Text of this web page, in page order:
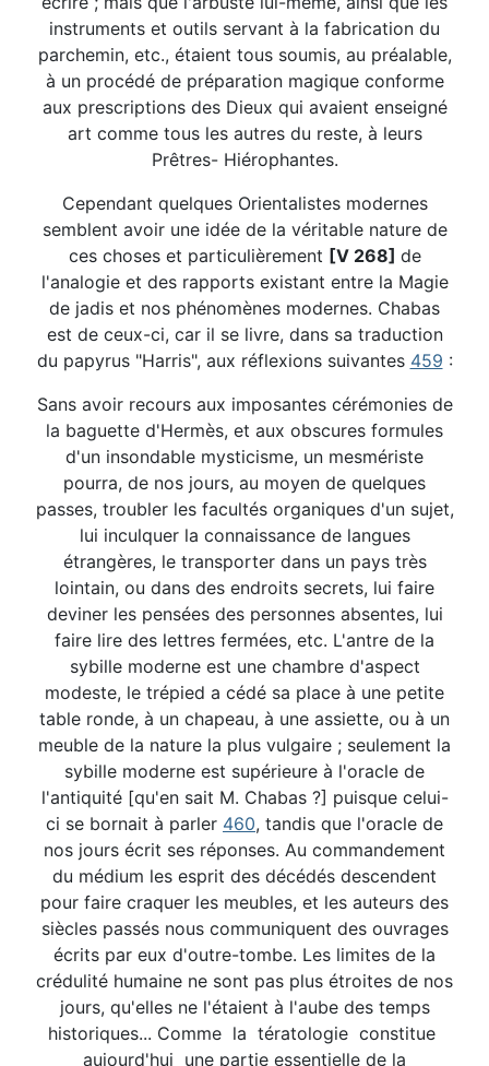
instruments et outils servant à la fabrication du
parchemin, etc., étaient tous soumis, au préalable,
à un procédé de préparation magique conforme
aux prescriptions des Dieux qui avaient enseigné
art comme tous les autres du reste, à leurs
Prêtres- Hiérophantes.
Cependant quelques Orientalistes modernes
semblent avoir une idée de la véritable nature de
ces choses et particulièrement [V 268] de
l'analogie et des rapports existant entre la Magie
de jadis et nos phénomènes modernes. Chabas
est de ceux-ci, car il se livre, dans sa traduction
du papyrus "Harris", aux réflexions suivantes 459 :
Sans avoir recours aux imposantes cérémonies de
la baguette d'Hermès, et aux obscures formules
d'un insondable mysticisme, un mesmériste
pourra, de nos jours, au moyen de quelques
passes, troubler les facultés organiques d'un sujet,
lui inculquer la connaissance de langues
étrangères, le transporter dans un pays très
lointain, ou dans des endroits secrets, lui faire
deviner les pensées des personnes absentes, lui
faire lire des lettres fermées, etc. L'antre de la
sybille moderne est une chambre d'aspect
modeste, le trépied a cédé sa place à une petite
table ronde, à un chapeau, à une assiette, ou à un
meuble de la nature la plus vulgaire ; seulement la
sybille moderne est supérieure à l'oracle de
l'antiquité [qu'en sait M. Chabas ?] puisque celui-
ci se bornait à parler 460, tandis que l'oracle de
nos jours écrit ses réponses. Au commandement
du médium les esprit des décédés descendent
pour faire craquer les meubles, et les auteurs des
siècles passés nous communiquent des ouvrages
écrits par eux d'outre-tombe. Les limites de la
crédulité humaine ne sont pas plus étroites de nos
jours, qu'elles ne l'étaient à l'aube des temps
historiques... Comme la tératologie constitue
aujourd'hui une partie essentielle de la